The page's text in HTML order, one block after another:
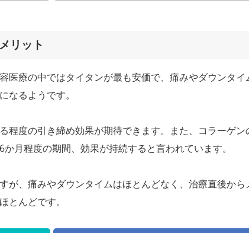
リット
医療の中ではタイタンが最も安価で、痛みやダウンタイ
なるようです。
程度の引き締め効果が期待できます。また、コラーゲン
月程度の期間、効果が持続すると言われています。
が、痛みやダウンタイムはほとんどなく、治療直後から
とんどです。